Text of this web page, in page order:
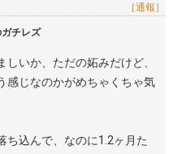
［通報］
チレズ
いか、ただの妬みだけど、
感じなのかがめちゃくちゃ気
ち込んで、なのに1.2ヶ月た